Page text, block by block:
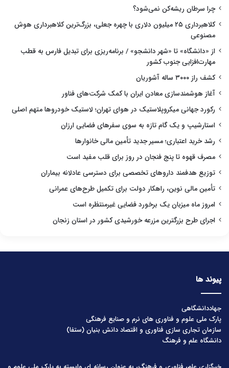
چرا سرطان ریشه‌کن نمی‌شود؟
کلاهبرداری ۲۵ میلیون دلاری با چهره جعلی، بزرگ‌ترین کلاهبرداری هوش
مصنوعی
از «دانشگاه» تا «شهر دانشجو» / برنامه‌ریزی برای تبدیل فارس به قطب
مهارت‌افزایی جنوب کشور
کشف راز ۳۰۰۰ ساله آشوریان
آغاز هوشمندسازی معادن ایران با کمک شرکت‌های فناور
رکورد جهانی میکروپلاستیک در هوای تهران؛ لاستیک خودروها متهم اصلی
استارشیپ و یک گام تازه به سوی سفرهای فضایی ارزان
رشد خرید اعتباری؛ مسیر جدید تأمین مالی خانوارها
مصرف قهوه تا پنج فنجان در روز برای قلب مفید است
توزیع هدفمند داروهای تخصصی برای دسترسی عادلانه بیماران
تأمین مالی نوین، راهکار دولت برای تکمیل طرح‌های عمرانی
امروز ماه میزبان یک برخورد فضایی غیرمنتظره است
اجرای طرح بزرگترین مزرعه خورشیدی کشور در استان زنجان
پیوند ها
جهاددانشگاهی
پارک ملی علوم و فناوری های نرم و صنایع فرهنگی
سازمان تجاری سازی فناوری و اقتصاد دانش بنیان (ستفا)
دانشگاه علم و فرهنگ